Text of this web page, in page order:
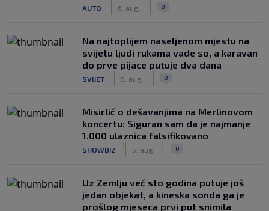
AUTO 6. aug. 0
Na najtoplijem naseljenom mjestu na
svijetu ljudi rukama vade so, a karavan
do prve pijace putuje dva dana
SVIJET 5. aug. 0
Misirlić o dešavanjima na Merlinovom
koncertu: Siguran sam da je najmanje
1.000 ulaznica falsifikovano
SHOWBIZ 5. aug. 0
Uz Zemlju već sto godina putuje još
jedan objekat, a kineska sonda ga je
prošlog mjeseca prvi put snimila